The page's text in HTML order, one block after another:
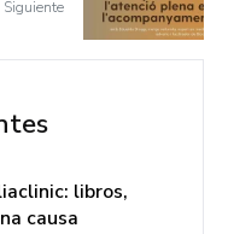
Siguiente
libros,
causa